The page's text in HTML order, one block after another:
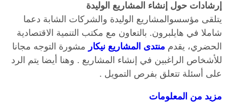
إرشادات حول إنشاء المشاريع الوليدة
يتلقى مؤسسوالمشاريع الوليدة والشركات الشابة دعما
شاملا في هايلبرون. بالتعاون مع مكتب التنمية الاقتصادية
الحضري، يقدم منتدى المشاريع نيكار مشورة التوجه مجانا
للأشخاص الراغبين في إنشاء المشاريع . وهنا أيضا يتم الرد
على أسئلة تتعلق بفرص التمويل .
مزيد من المعلومات